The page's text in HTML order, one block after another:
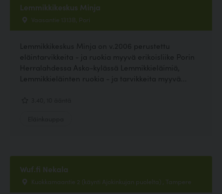
Lemmikkikeskus Minja
Vaasantie 1313B, Pori
Lemmikkikeskus Minja on v.2006 perustettu
eläintarvikkeita - ja ruokia myyvä erikoisliike Porin
Herralahdessa Asko-kylässä Lemmikkieläimiä,
Lemmikkieläinten ruokia - ja tarvikkeita myyvä...
Wuf.fi Nekala
Kuokkamaantie 2 (käynti Ajokinkujan puolelta) , Tampere